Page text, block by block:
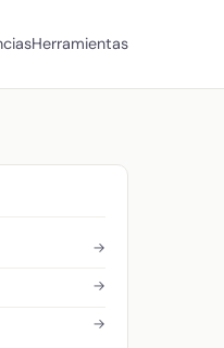
Herramientas
→
→
→